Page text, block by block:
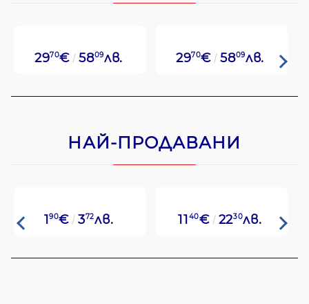
2970€ 5809лв. 2970€ 5809лв.
НАЙ-ПРОДАВАНИ
190€ 372лв. 11 40€ 2230лв.